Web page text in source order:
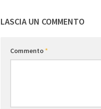
LASCIA UN COMMENTO
Commento*